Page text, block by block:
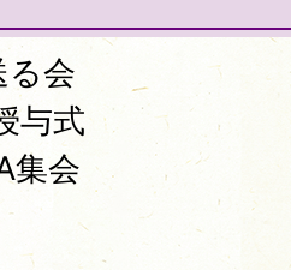
る会
与式
集会